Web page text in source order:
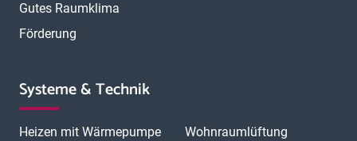
Gutes Raumklima
Förderung
Systeme & Technik
Heizen mit Wärmepumpe
Wohnraumlüftung